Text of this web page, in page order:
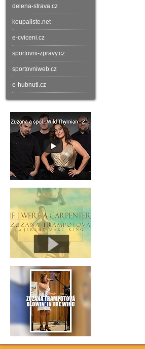
delena-strava.cz
koupaliste.net
e-cviceni.cz
sportovni-zpravy.cz
sportovniweb.cz
e-hubnuti.cz